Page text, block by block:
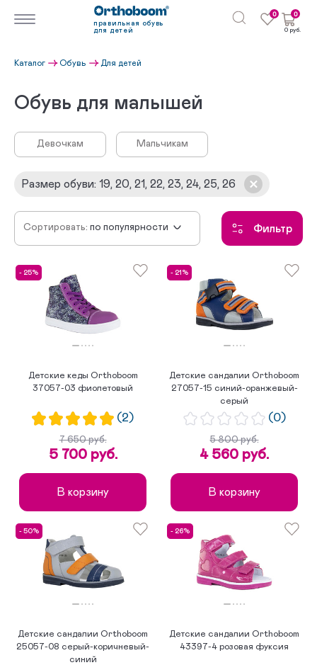
правильная обувь
для детей
0 0
0 руб.
Каталог Обувь Для детей
Обувь для малышей
Девочкам Мальчикам
Размер обуви: 19, 20, 21, 22, 23, 24, 25, 26
Сортировать:
по убыванию цены
по популярности Фильтр
- 25%
Детские кеды Orthoboom
37057-03 фиолетовый
(2)
7 650 руб.
5 700 руб.
В корзину
- 21%
Детские сандалии Orthoboom
27057-15 синий-оранжевый-
серый
(0)
5 800 руб.
4 560 руб.
В корзину
- 50%
Детские сандалии Orthoboom
25057-08 серый-коричневый-
синий
- 26%
Детские сандалии Orthoboom
43397-4 розовая фуксия